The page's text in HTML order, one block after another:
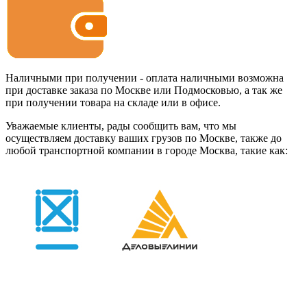
Наличными при получении - оплата наличными возможна
при доставке заказа по Москве или Подмосковью, а так же
при получении товара на складе или в офисе.
Уважаемые клиенты, рады сообщить вам, что мы
осуществляем доставку ваших грузов по Москве, также до
любой транспортной компании в городе Москва, такие как: